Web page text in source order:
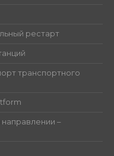
рестарт
транспортного
–